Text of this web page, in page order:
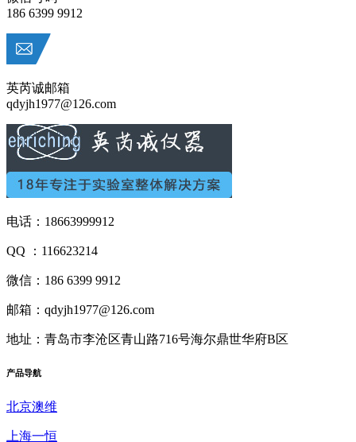
186 6399 9912
英芮诚邮箱
qdyjh1977@126.com
电话：18663999912
QQ ：116623214
微信：186 6399 9912
邮箱：qdyjh1977@126.com
地址：青岛市李沧区青山路716号海尔鼎世华府B区
产品导航
北京澳维
上海一恒